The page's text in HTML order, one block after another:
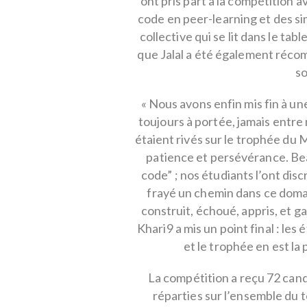
code en peer-learning et des
collective qui se lit dans le
que Jalal a été également
« Nous avons enfin mis fin à
toujours à portée, jamais entre
étaient rivés sur le trophée du
patience et persévérance.
code” ; nos étudiants l’ont
frayé un chemin dans ce
construit, échoué, appris, et
Khari9 a mis un point final :
et le trophée en est la
La compétition a reçu 72
réparties sur l’ensemble du